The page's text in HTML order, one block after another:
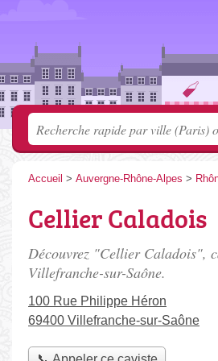
Accueil > Auvergne-Rhône-Alpes >
Cellier Caladois
Découvrez "Cellier Caladois",
Villefranche-sur-Saône.
100 Rue Philippe Héron
69400 Villefranche-sur-Saône